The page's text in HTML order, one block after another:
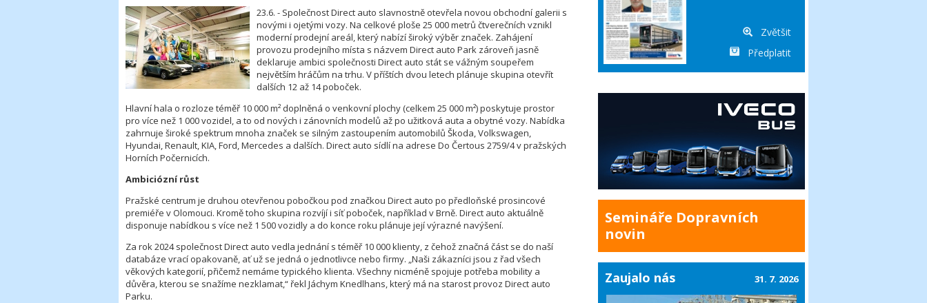
23.6. - Společnost Direct auto slavnostně otevřela novou obchodní galerii s
novými i ojetými vozy. Na celkové ploše 25 000 metrů čtverečních vznikl
moderní prodejní areál, který nabízí široký výběr značek. Zahájení
provozu prodejního místa s názvem Direct auto Park zároveň jasně
deklaruje ambici společnosti Direct auto stát se vážným soupeřem
největším hráčům na trhu. V příštích dvou letech plánuje skupina otevřít
dalších 12 až 14 poboček.
Hlavní hala o rozloze téměř 10 000 m² doplněná o venkovní plochy (celkem 25 000 m²) poskytuje prostor
pro více než 1 000 vozidel, a to od nových i zánovních modelů až po užitková auta a obytné vozy. Nabídka
zahrnuje široké spektrum mnoha značek se silným zastoupením automobilů Škoda, Volkswagen,
Hyundai, Renault, KIA, Ford, Mercedes a dalších. Direct auto sídlí na adrese Do Čertous 2759/4 v pražských
Horních Počernicích.
Ambiciózní růst
Pražské centrum je druhou otevřenou pobočkou pod značkou Direct auto po předloňské prosincové
premiéře v Olomouci. Kromě toho skupina rozvíjí i síť poboček, například v Brně. Direct auto aktuálně
disponuje nabídkou s více než 1 500 vozidly a do konce roku plánuje její výrazné navýšení.
Za rok 2024 společnost Direct auto vedla jednání s téměř 10 000 klienty, z čehož značná část se do naší
databáze vrací opakovaně, ať už se jedná o jednotlivce nebo firmy. „Naši zákazníci jsou z řad všech
věkových kategorií, přičemž nemáme typického klienta. Všechny nicméně spojuje potřeba mobility a
důvěra, kterou se snažíme nezklamat,“ řekl Jáchym Knedlhans, který má na starost provoz Direct auto
Parku.
Zvětšit
Předplatit
Semináře Dopravních
novin
Zaujalo nás 31. 7. 2026